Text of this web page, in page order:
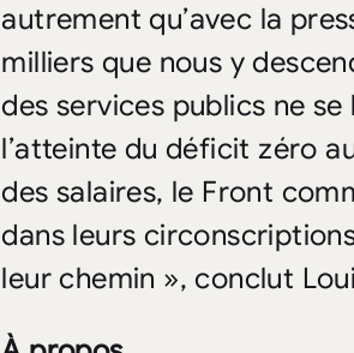
autrement qu’avec la
milliers que nous y
des services publics ne
l’atteinte du déficit zéro
des salaires, le Front
dans leurs
leur chemin », conclut